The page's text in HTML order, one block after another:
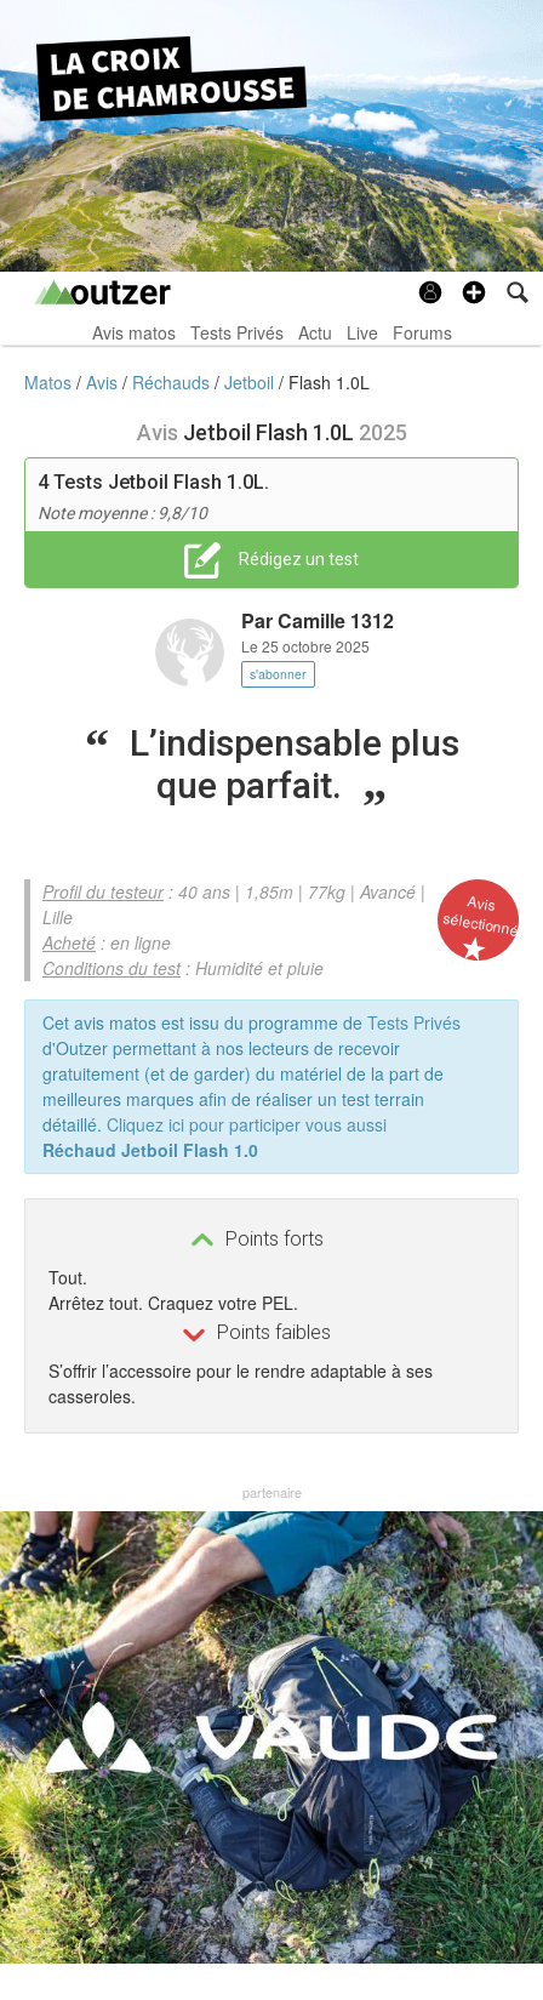
Avis matos Tests Privés Actu Live Forums
Matos Avis Réchauds Jetboil Flash 1.0L
Avis Jetboil Flash 1.0L 2025
4Tests Jetboil Flash 1.0L.
Note moyenne : 9,8/10
Rédigez un test
ParCamille 1312
Le 25 octobre 2025
s'abonner
L’indispensable plus
que parfait.
Avis
sélectionné
Profil du testeur: 40 ans | 1,85m | 77kg | Avancé |
Lille
Acheté : en ligne
Conditions du test: Humidité et pluie
Cet avis matos est issu du programme de Tests Privés
d'Outzer permettant à nos lecteurs de recevoir
gratuitement (et de garder) du matériel de la part de
meilleures marques afin de réaliser un test terrain
détaillé. Cliquez ici pour participer vous aussi
Réchaud Jetboil Flash 1.0
Points forts
Tout.
Arrêtez tout. Craquez votre PEL.
Points faibles
S’offrir l’accessoire pour le rendre adaptable à ses
casseroles.